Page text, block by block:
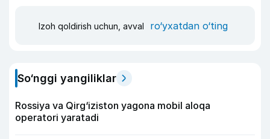
Izoh qoldirish uchun, avval ro‘yxatdan o‘ting
So‘nggi yangiliklar
Rossiya va Qirg‘iziston yagona mobil aloqa
operatori yaratadi